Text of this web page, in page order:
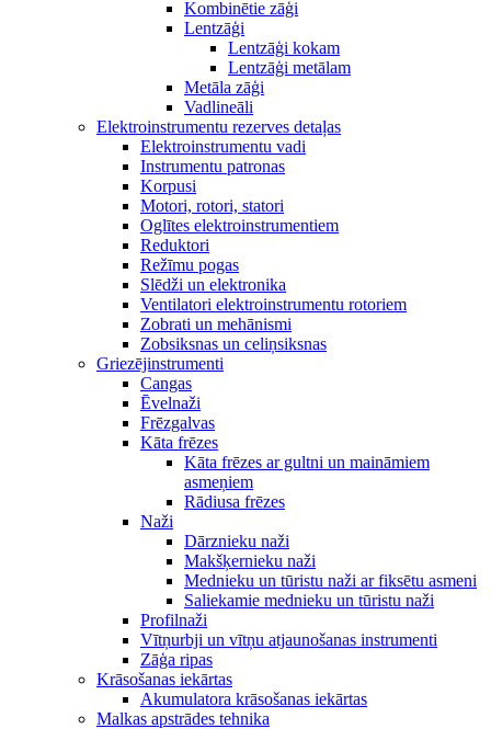
Kombinētie zāģi
Lentzāģi
Lentzāģi kokam
Lentzāģi metālam
Metāla zāģi
Vadlineāli
Elektroinstrumentu rezerves detaļas
Elektroinstrumentu vadi
Instrumentu patronas
Korpusi
Motori, rotori, statori
Oglītes elektroinstrumentiem
Reduktori
Režīmu pogas
Slēdži un elektronika
Ventilatori elektroinstrumentu rotoriem
Zobrati un mehānismi
Zobsiksnas un celiņsiksnas
Griezējinstrumenti
Cangas
Ēvelnaži
Frēzgalvas
Kāta frēzes
Kāta frēzes ar gultni un maināmiem
asmeņiem
Rādiusa frēzes
Naži
Dārznieku naži
Makšķernieku naži
Mednieku un tūristu naži ar fiksētu asmeni
Saliekamie mednieku un tūristu naži
Profilnaži
Vītņurbji un vītņu atjaunošanas instrumenti
Zāģa ripas
Krāsošanas iekārtas
Akumulatora krāsošanas iekārtas
Malkas apstrādes tehnika